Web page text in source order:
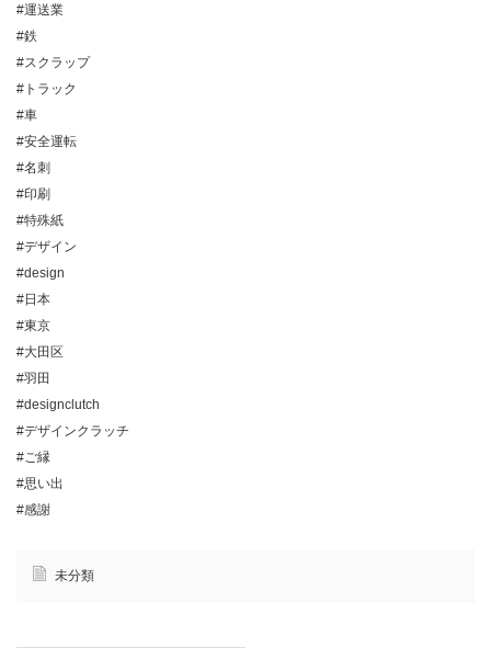
#運送業
#鉄
#スクラップ
#トラック
#車
#安全運転
#名刺
#印刷
#特殊紙
#デザイン
#design
#日本
#東京
#大田区
#羽田
#designclutch
#デザインクラッチ
#ご縁
#思い出
#感謝
未分類